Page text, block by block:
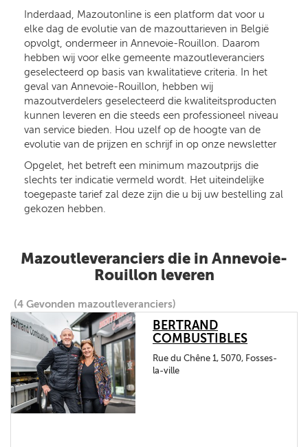
Inderdaad, Mazoutonline is een platform dat voor u
elke dag de evolutie van de mazouttarieven in België
opvolgt, ondermeer in Annevoie-Rouillon. Daarom
hebben wij voor elke gemeente mazoutleveranciers
geselecteerd op basis van kwalitatieve criteria. In het
geval van Annevoie-Rouillon, hebben wij
mazoutverdelers geselecteerd die kwaliteitsproducten
kunnen leveren en die steeds een professioneel niveau
van service bieden. Hou uzelf op de hoogte van de
evolutie van de prijzen en schrijf in op onze newsletter
Opgelet, het betreft een minimum mazoutprijs die
slechts ter indicatie vermeld wordt. Het uiteindelijke
toegepaste tarief zal deze zijn die u bij uw bestelling zal
gekozen hebben.
Mazoutleveranciers die in Annevoie-
Rouillon leveren
(4 Gevonden mazoutleveranciers)
BERTRAND
COMBUSTIBLES
Rue du Chêne 1, 5070, Fosses-
la-ville